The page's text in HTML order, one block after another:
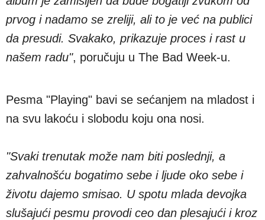
prvog i nadamo se zreliji, ali to je već na publici
da presudi. Svakako, prikazuje proces i rast u
našem radu", poručuju u The Bad Week-u.
Pesma "Playing" bavi se sećanjem na mladost i
na svu lakoću i slobodu koju ona nosi.
"Svaki trenutak može nam biti poslednji, a
zahvalnošću bogatimo sebe i ljude oko sebe i
životu dajemo smisao. U spotu mlada devojka
slušajući pesmu provodi ceo dan plesajući i kroz